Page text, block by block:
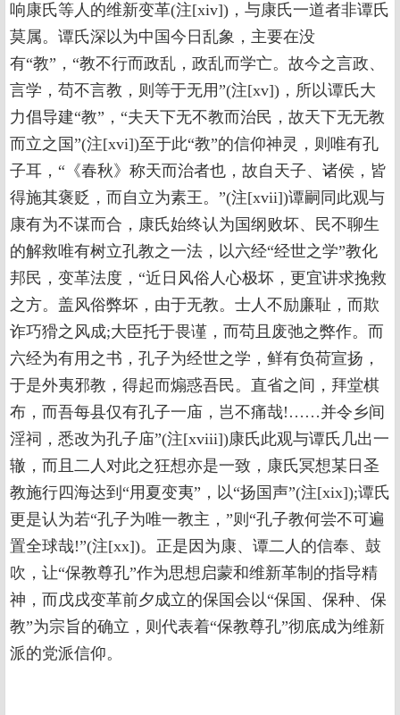
响康氏等人的维新变革(注[xiv])，与康氏一道者非谭氏
莫属。谭氏深以为中国今日乱象，主要在没
有“教”，“教不行而政乱，政乱而学亡。故今之言政、
言学，苟不言教，则等于无用”(注[xv])，所以谭氏大
力倡导建“教”，“夫天下无不教而治民，故天下无无教
而立之国”(注[xvi])至于此“教”的信仰神灵，则唯有孔
子耳，“《春秋》称天而治者也，故自天子、诸侯，皆
得施其褒贬，而自立为素王。”(注[xvii])谭嗣同此观与
康有为不谋而合，康氏始终认为国纲败坏、民不聊生
的解救唯有树立孔教之一法，以六经“经世之学”教化
邦民，变革法度，“近日风俗人心极坏，更宜讲求挽救
之方。盖风俗弊坏，由于无教。士人不励廉耻，而欺
诈巧猾之风成;大臣托于畏谨，而苟且废弛之弊作。而
六经为有用之书，孔子为经世之学，鲜有负荷宣扬，
于是外夷邪教，得起而煽惑吾民。直省之间，拜堂棋
布，而吾每县仅有孔子一庙，岂不痛哉!……并令乡间
淫祠，悉改为孔子庙”(注[xviii])康氏此观与谭氏几出一
辙，而且二人对此之狂想亦是一致，康氏冥想某日圣
教施行四海达到“用夏变夷”，以“扬国声”(注[xix]);谭氏
更是认为若“孔子为唯一教主，”则“孔子教何尝不可遍
置全球哉!”(注[xx])。正是因为康、谭二人的信奉、鼓
吹，让“保教尊孔”作为思想启蒙和维新革制的指导精
神，而戊戌变革前夕成立的保国会以“保国、保种、保
教”为宗旨的确立，则代表着“保教尊孔”彻底成为维新
派的党派信仰。